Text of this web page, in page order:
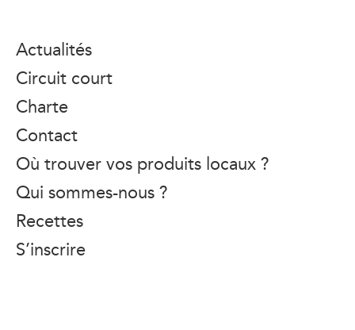
Actualités
Circuit court
Charte
Contact
Où trouver vos produits locaux ?
Qui sommes-nous ?
Recettes
S’inscrire